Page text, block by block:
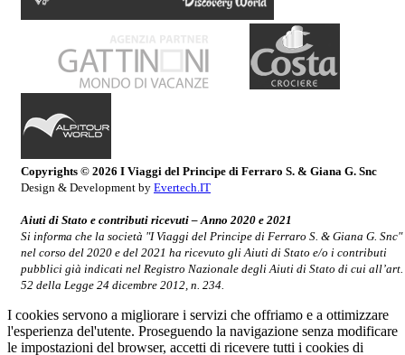
Copyrights © 2026 I Viaggi del Principe di Ferraro S. & Giana G. Snc
Design & Development by Evertech.IT
Aiuti di Stato e contributi ricevuti – Anno 2020 e 2021
Si informa che la società "I Viaggi del Principe di Ferraro S. & Giana G. Snc"
nel corso del 2020 e del 2021 ha ricevuto gli Aiuti di Stato e/o i contributi
pubblici già indicati nel Registro Nazionale degli Aiuti di Stato di cui all’art.
52 della Legge 24 dicembre 2012, n. 234.
I cookies servono a migliorare i servizi che offriamo e a ottimizzare
l'esperienza del'utente. Proseguendo la navigazione senza modificare
le impostazioni del browser, accetti di ricevere tutti i cookies di